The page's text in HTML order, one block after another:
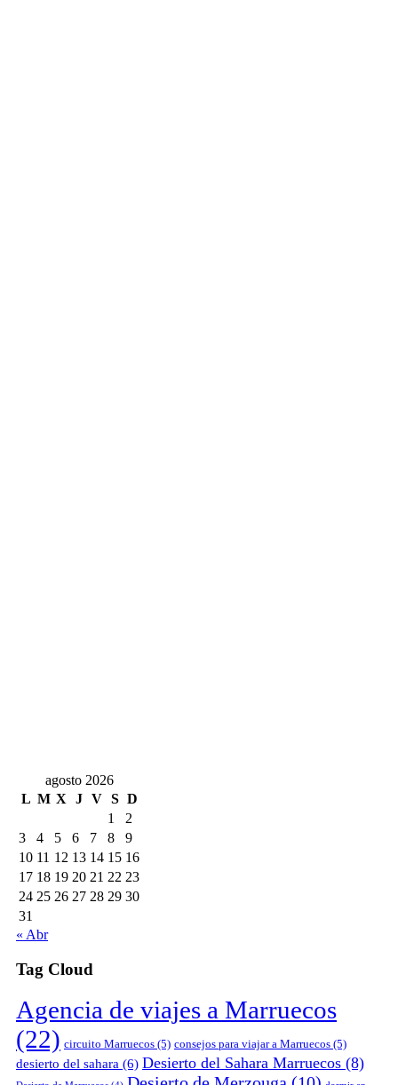
agosto 2026
L M X J V S D
1
2
3
4 5 6 7 8
9
10 11 12 13 14 15 16
17 18 19 20 21 22 23
24 25 26 27 28 29 30
31
« Abr
Tag Cloud
Agencia de viajes a Marruecos
(22) circuito Marruecos (5) consejos para viajar a Marruecos (5)
desierto del sahara (6) Desierto del Sahara Marruecos (8)